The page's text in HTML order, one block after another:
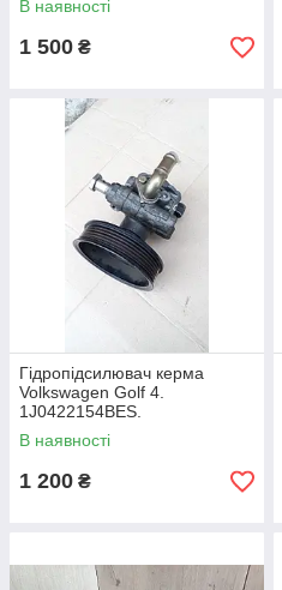
В наявності
1 500 ₴
Гідропідсилювач керма
Volkswagen Golf 4.
1J0422154BES.
В наявності
1 200 ₴